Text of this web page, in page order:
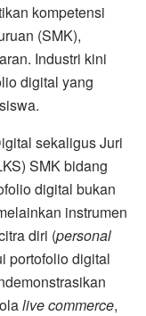
kompetensi
(SMK),
Industri kini
digital yang
sekaligus Juri
SMK bidang
digital bukan
instrumen
diri (personal
portofolio digital
live commerce,